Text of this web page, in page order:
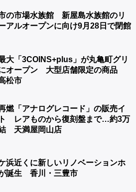
の市場水族館 新屋島水族館のリ
アルオープンに向け9月28日で閉館
大「3COINS+plus」が丸亀町グリ
オープン 大型店舗限定の商品
松市
燃「アナログレコード」の販売イ
レアものから復刻盤まで…約3万
天満屋岡山店
浜近くに新しいリノベーションホ
誕生 香川・三豊市